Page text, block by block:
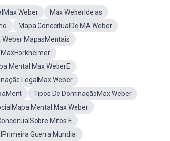
Weber
Max WeberIdeias
Mapa ConceitualDe MA Weber
Weber MapasMentais
Mental Max WeberE
LegalMax Weber
Tipos De DominaçãoMax Weber
Mental Max Weber
Mitos E
Guerra Mundial